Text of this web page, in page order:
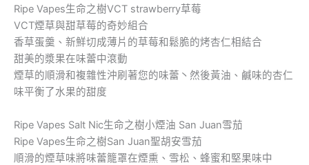
Ripe Vapes生命之樹VCT strawberry草莓
VCT煙草與甜草莓的奇妙組合
香草蛋羹、新鮮切成薄片的草莓和鬆脆的烤杏仁相結合
甜美的漿果在味蕾中滾動
煙草的順滑和複雜性沖刷著您的味蕾丶然後黃油、鹹味的杏仁
味平衡了水果的甜度
Ripe Vapes Salt Nic生命之樹小煙油 San Juan雪茄
Ripe Vapes生命之樹San Juan聖胡安雪茄
順滑的煙草味將味蕾籠罩在煙熏、雪松、蜂蜜和堅果味中